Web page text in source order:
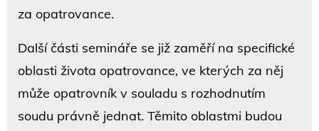
za opatrovance.
Další části semináře se již zaměří na specifické
oblasti života opatrovance, ve kterých za něj
může opatrovník v souladu s rozhodnutím
soudu právně jednat. Těmito oblastmi budou